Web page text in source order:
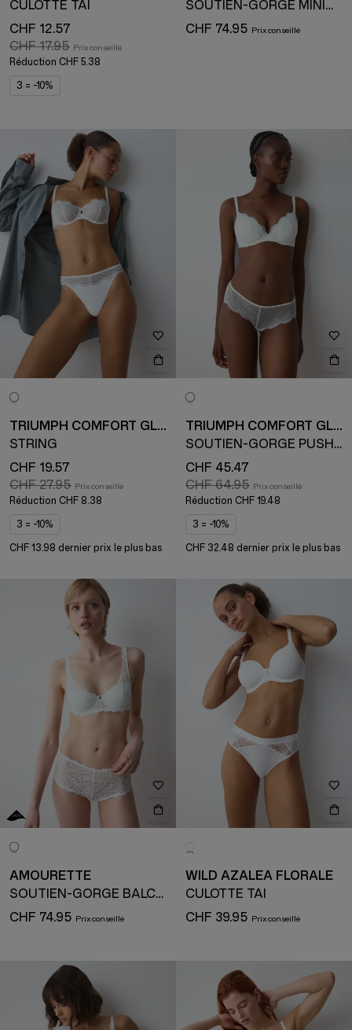
CULOTTE TAI
CHF 12.57
CHF 17.95
Réduction CHF 5.38
3 = -10%
SOUTIEN-GORGE MINIMISEUR
CHF 74.95
TRIUMPH COMFORT GLAM
STRING
CHF 19.57
CHF 27.95
Réduction CHF 8.38
3 = -10%
CHF 13.98 dernier prix le plus bas
TRIUMPH COMFORT GLAM
SOUTIEN-GORGE PUSH-UP
CHF 45.47
CHF 64.95
Réduction CHF 19.48
3 = -10%
CHF 32.48 dernier prix le plus bas
AMOURETTE
SOUTIEN-GORGE BALCONNET
CHF 74.95
WILD AZALEA FLORALE
CULOTTE TAI
CHF 39.95